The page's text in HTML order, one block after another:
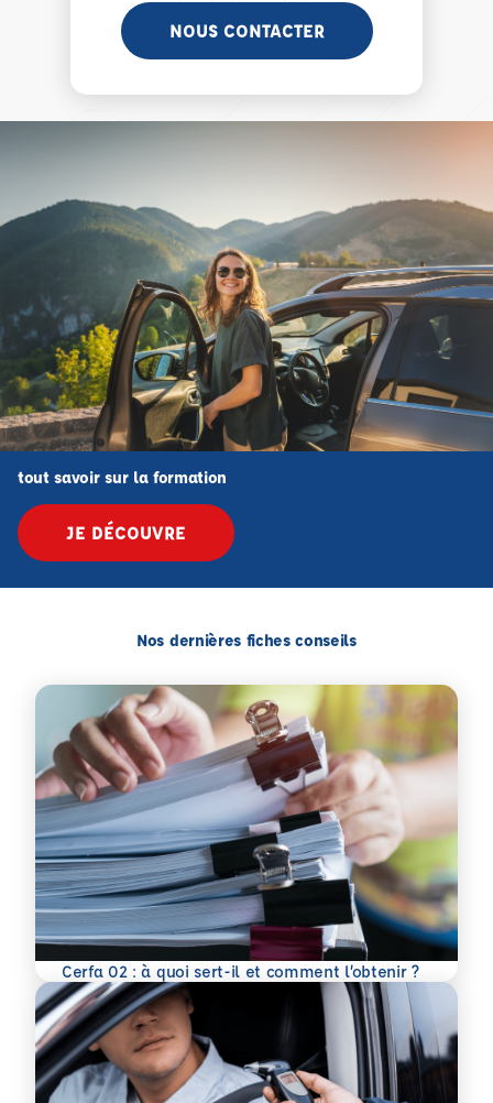
NOUS CONTACTER
tout savoir sur la formation
JE DÉCOUVRE
Nos dernières fiches conseils
Cerfa 02 : à quoi sert-il et comment l’obtenir ?
En savoir plus